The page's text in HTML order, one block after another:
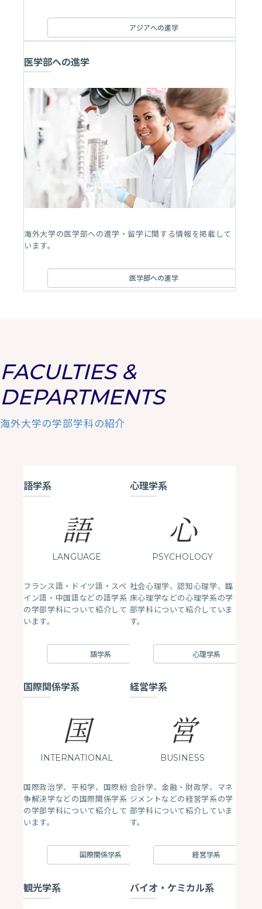
アジアへの進学
医学部への進学
海外大学の医学部への進学・留学に関する情報を掲載して
います。
医学部への進学
FACULTIES &
DEPARTMENTS
海外大学の学部学科の紹介
語学系
語
LANGUAGE
フランス語・ドイツ語・スペ
イン語・中国語などの語学系
の学部学科について紹介して
います。
語学系
心理学系
心
PSYCHOLOGY
社会心理学、認知心理学、臨
床心理学などの心理学系の学
部学科について紹介していま
す。
心理学系
国際関係学系
国
INTERNATIONAL
国際政治学、平和学、国際紛
争解決学などの国際関係学系
の学部学科について紹介して
います。
国際関係学系
経営学系
営
BUSINESS
会計学、金融・財政学、マネ
ジメントなどの経営学系の学
部学科について紹介していま
す。
経営学系
観光学系 バイオ・ケミカル系